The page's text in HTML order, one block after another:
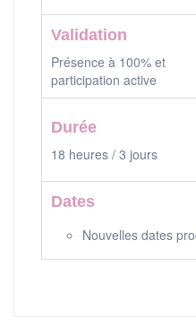
Validation
Présence à 100% et
participation active
Durée
18 heures / 3 jours
Dates
Nouvelles dates